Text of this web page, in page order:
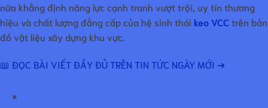
nữa khẳng định năng lực cạnh tranh vượt trội, uy tín thương
hiệu và chất lượng đẳng cấp của hệ sinh thái keo VCCtrên bản
đồ vật liệu xây dựng khu vực.
📖 ĐỌC BÀI VIẾT ĐẦY ĐỦ TRÊN TIN TỨC NGÀY MỚI ➔
×